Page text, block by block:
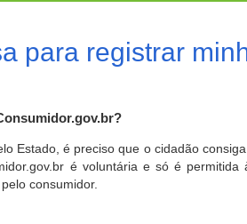
para registrar
Estado, é preciso que o cidadão
é voluntária e só é
consumidor.